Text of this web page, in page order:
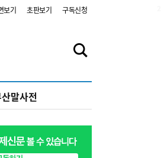
보기 초판보기 구독신청
말사전